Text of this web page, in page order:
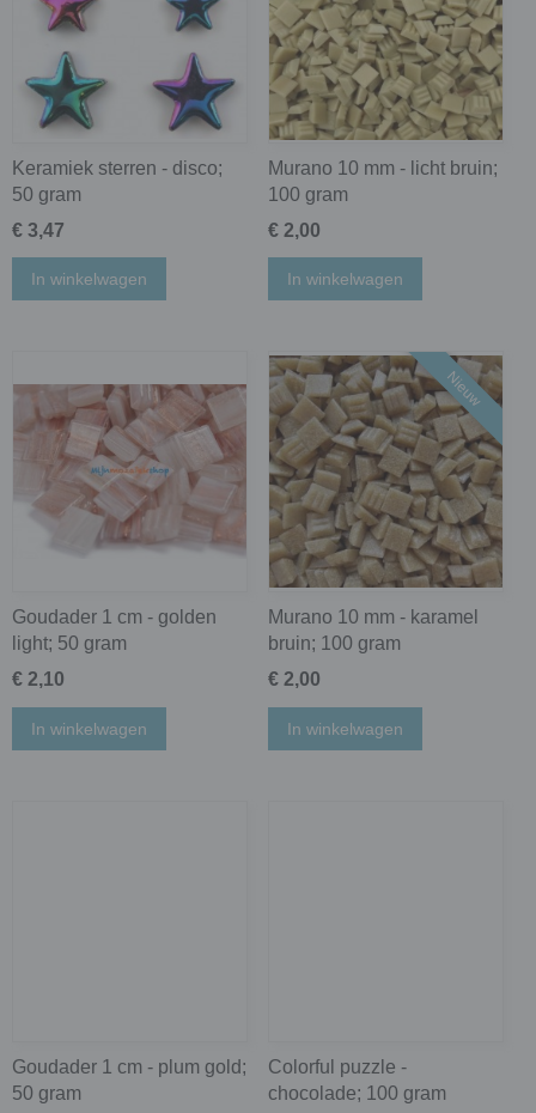
Keramiek sterren - disco;
50 gram
€ 3,47
In winkelwagen
Murano 10 mm - licht bruin;
100 gram
€ 2,00
In winkelwagen
Goudader 1 cm - golden
light; 50 gram
€ 2,10
In winkelwagen
Nieuw
Murano 10 mm - karamel
bruin; 100 gram
€ 2,00
In winkelwagen
Goudader 1 cm - plum gold;
50 gram
Colorful puzzle -
chocolade; 100 gram